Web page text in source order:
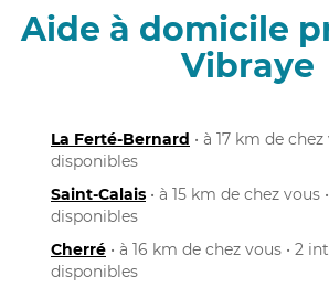
Aide à domicile
Vibraye
La Ferté-Bernard • à 17 km de
disponibles
Saint-Calais • à 15 km de chez
disponibles
Cherré • à 16 km de chez vous • 2
disponibles